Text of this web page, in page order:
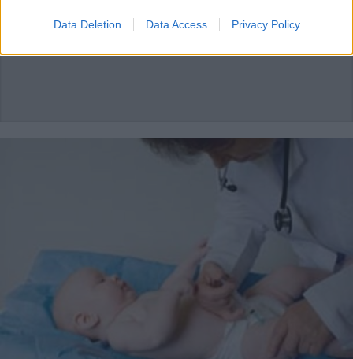
Data Deletion Data Access Privacy Policy